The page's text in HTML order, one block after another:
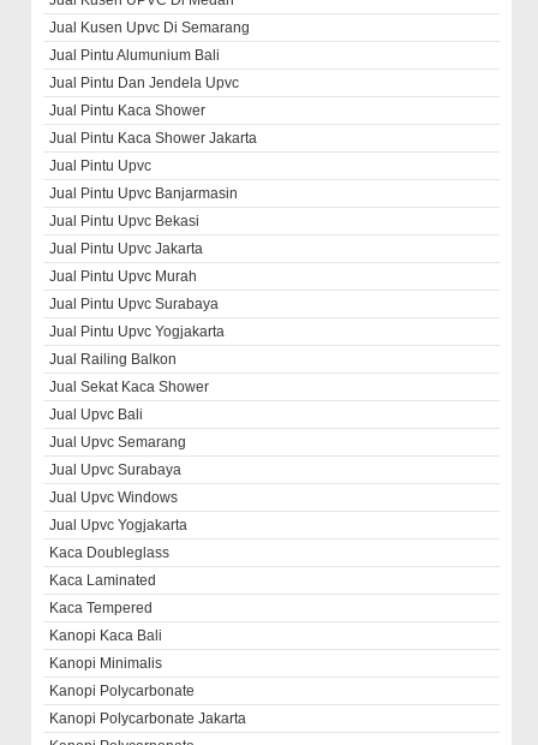
Jual Kusen Upvc Di Semarang
Jual Pintu Alumunium Bali
Jual Pintu Dan Jendela Upvc
Jual Pintu Kaca Shower
Jual Pintu Kaca Shower Jakarta
Jual Pintu Upvc
Jual Pintu Upvc Banjarmasin
Jual Pintu Upvc Bekasi
Jual Pintu Upvc Jakarta
Jual Pintu Upvc Murah
Jual Pintu Upvc Surabaya
Jual Pintu Upvc Yogjakarta
Jual Railing Balkon
Jual Sekat Kaca Shower
Jual Upvc Bali
Jual Upvc Semarang
Jual Upvc Surabaya
Jual Upvc Windows
Jual Upvc Yogjakarta
Kaca Doubleglass
Kaca Laminated
Kaca Tempered
Kanopi Kaca Bali
Kanopi Minimalis
Kanopi Polycarbonate
Kanopi Polycarbonate Jakarta